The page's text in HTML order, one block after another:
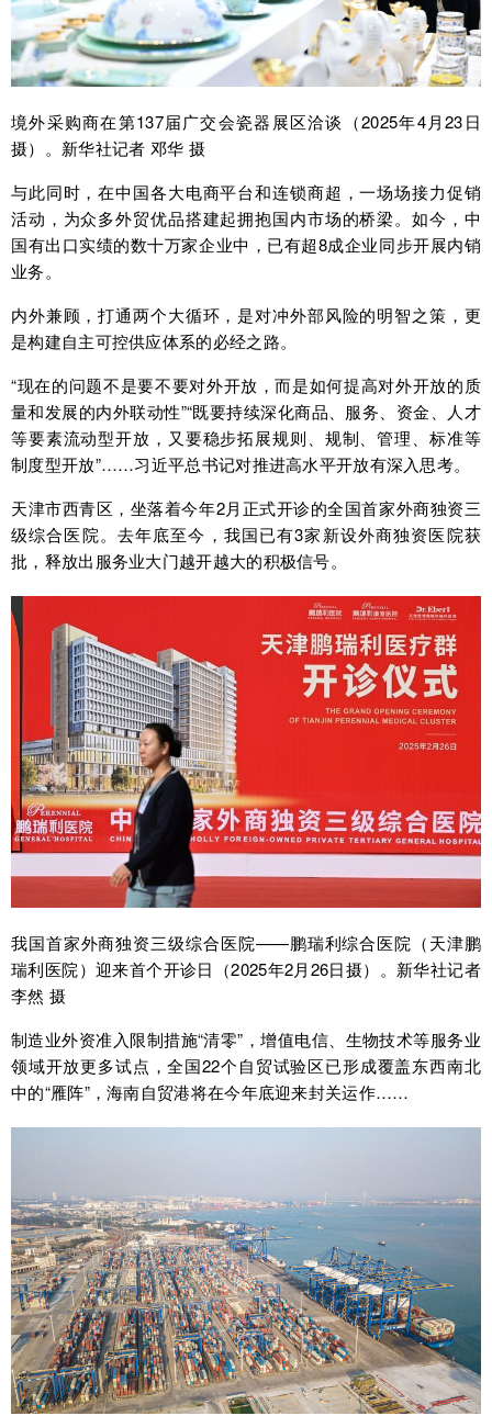
境外采购商在第137届广交会瓷器展区洽谈（2025年4月23日
摄）。新华社记者 邓华 摄
与此同时，在中国各大电商平台和连锁商超，一场场接力促销
活动，为众多外贸优品搭建起拥抱国内市场的桥梁。如今，中
国有出口实绩的数十万家企业中，已有超8成企业同步开展内销
业务。
内外兼顾，打通两个大循环，是对冲外部风险的明智之策，更
是构建自主可控供应体系的必经之路。
“现在的问题不是要不要对外开放，而是如何提高对外开放的质
量和发展的内外联动性”“既要持续深化商品、服务、资金、人才
等要素流动型开放，又要稳步拓展规则、规制、管理、标准等
制度型开放”……习近平总书记对推进高水平开放有深入思考。
天津市西青区，坐落着今年2月正式开诊的全国首家外商独资三
级综合医院。去年底至今，我国已有3家新设外商独资医院获
批，释放出服务业大门越开越大的积极信号。
我国首家外商独资三级综合医院——鹏瑞利综合医院（天津鹏
瑞利医院）迎来首个开诊日（2025年2月26日摄）。新华社记者
李然 摄
制造业外资准入限制措施“清零”，增值电信、生物技术等服务业
领域开放更多试点，全国22个自贸试验区已形成覆盖东西南北
中的“雁阵”，海南自贸港将在今年底迎来封关运作……